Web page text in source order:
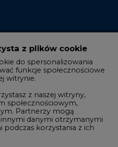
z plików cookie
do spersonalizowania
funkcje społecznościowe
witrynie.
z naszej witryny,
społecznościowym,
Partnerzy mogą
innymi danymi otrzymanymi
podczas korzystania z ich